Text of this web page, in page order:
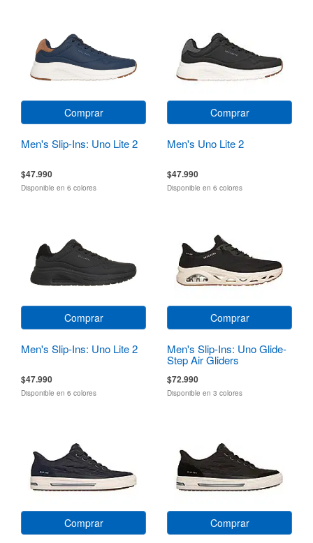
Comprar
Men's Slip-Ins: Uno Lite 2
$47.990
Disponible en 6 colores
Comprar
Men's Uno Lite 2
$47.990
Disponible en 6 colores
Comprar
Men's Slip-Ins: Uno Lite 2
$47.990
Disponible en 6 colores
Comprar
Men's Slip-Ins: Uno Glide-
Step Air Gliders
$72.990
Disponible en 3 colores
Comprar Comprar